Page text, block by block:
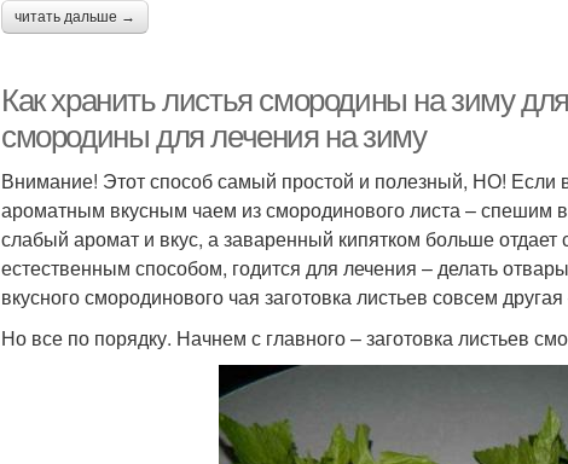
читать дальше →
Как хранить листья смородины на зиму
смородины для лечения на зиму
Внимание! Этот способ самый простой и полезный, НО! Если
ароматным вкусным чаем из смородинового листа – спешим
слабый аромат и вкус, а заваренный кипятком больше
естественным способом, годится для лечения – делать
вкусного смородинового чая заготовка листьев совсем
Но все по порядку. Начнем с главного – заготовка листьев